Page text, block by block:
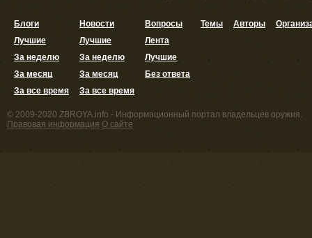
Блоги
Лучшие
За неделю
За месяц
За все время
Новости
Лучшие
За неделю
За месяц
За все время
Вопросы
Лента
Лучшие
Без ответа
Темы Авторы
© 2009-2020 ZBROYA.info - Информационный портал владельцев оружия.
Правовая информация О сайте